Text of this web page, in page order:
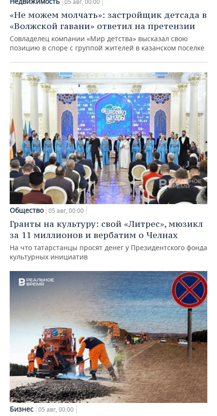
05 авг, 00:00
«Не можем молчать»: застройщик детсада в
«Волжской гавани» ответил на претензии
Совладелец компании «Мир детства» высказал свою
позицию в споре с группой жителей в казанском поселке
Общество 05 авг, 00:00
Гранты на культуру: свой «Литрес», мюзикл
за 11 миллионов и вербатим о Челнах
На что татарстанцы просят денег у Президентского фонда
культурных инициатив
Бизнес 05 авг, 00:00